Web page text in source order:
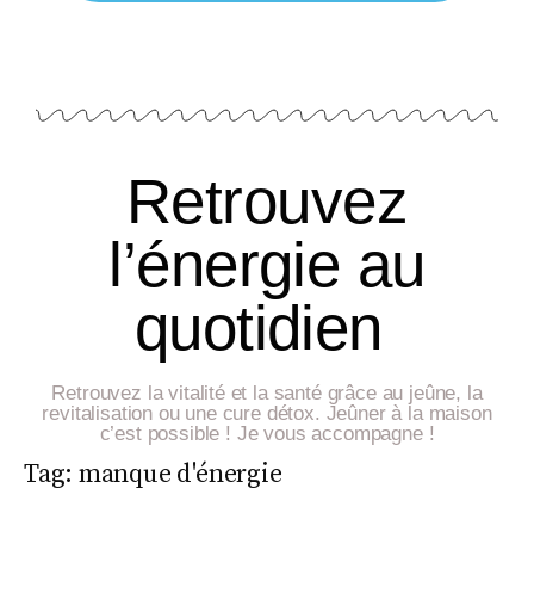
Retrouvez
l’énergie au
quotidien
Retrouvez la vitalité et la santé grâce au jeûne, la
revitalisation ou une cure détox. Jeûner à la maison
c’est possible ! Je vous accompagne !
Tag: manque d'énergie